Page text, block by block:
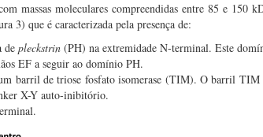
massas moleculares compreendidas entre 85 e 150
3) que é caracterizada pela presença de:
de pleckstrin (PH) na extremidade N-terminal. Este
EF a seguir ao domínio PH.
barril de triose fosfato isomerase (TIM). O barril
X-Y auto-inibitório.